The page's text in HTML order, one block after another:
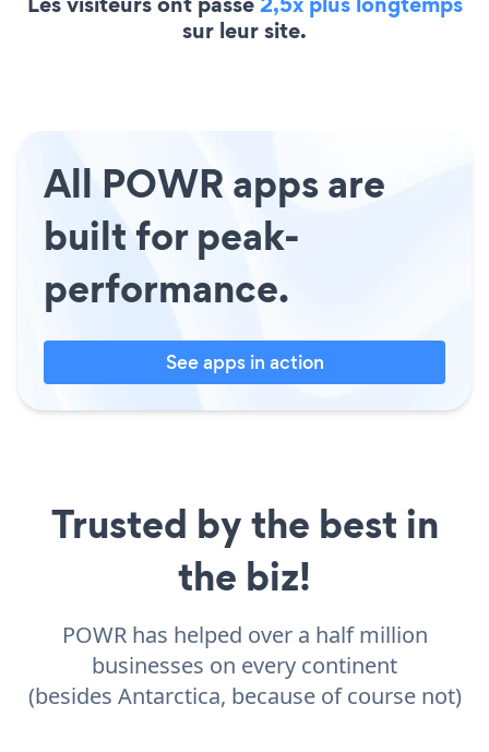
sur leur site.
All POWR apps are
built for peak-
performance.
See apps in action
Trusted by the best in
the biz!
POWR has helped over a half million
businesses on every continent
(besides Antarctica, because of course not)